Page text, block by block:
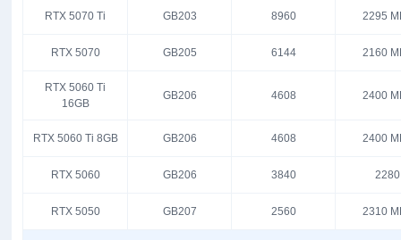
RTX 5070 Ti GB203 8960 2295
RTX 5070 GB205 6144 2160
RTX 5060 Ti
16GB
GB206 4608 2400
RTX 5060 Ti 8GB GB206 4608 2400
RTX 5060 GB206 3840 2280
RTX 5050 GB207 2560 2310